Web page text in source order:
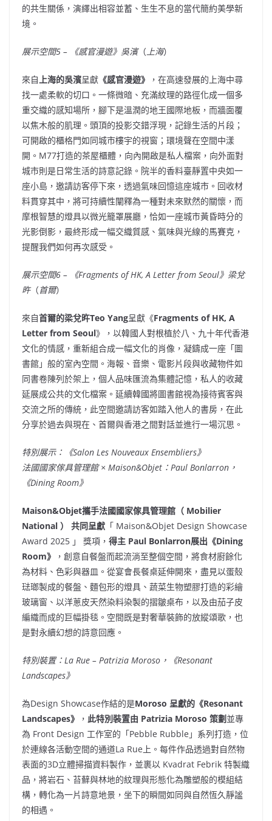
的共生關係，演繹出相容並蓄、生生不息的當代簡約美學新
境。
展示空間5 – 《感官漫遊》 吳濱（ 上海）
來自 上海的吳濱呈獻 《感官漫遊》
，在高速發展的上海中尋
找一處柔軟的切口。一條微暗、充滿紋理的路徑化成一個多
重交織的感知場所，腳下是溫潤的地王國際地板，而牆面覆
以焦木般的肌理。頭頂的投影交錯浮現，記錄生活的片段；
可開啟的櫃格門如同城市樓宇的視窗；環境聲在空間中漾
開。M77打造的茶屋櫃體，向內開啟是私人檔案，向外面對
城市則是日常生活的詩意記錄。院半的香料臺靜置中央如一
座小島，邀請訪客停下來，透過氣味回憶這座城市。回收材
料貫穿其中，將可持續性闡釋為一種對未來默然的關懷，而
摩根智慧的燈具以微光籠罩展廳，恰如一座城市黃昏時分的
光影倒影，最終形成一幅交織質感、氣味與光線的馬賽克，
提醒我們如何再次感受。
展示空間6 – 《Fragments of HK, A Letter from Seoul》 梁兌
旿（首爾）
來自首爾的梁兌旿Teo Yang呈獻《Fragments of HK, A
Letter from Seoul》，以韓國人對根植於八、九十年代香港
文化的情感，重新組合成一幅文化的肖像，凝鑄成一座「圖
書館」般的室內空間。海報、音樂、電影片段與收藏物件如
同書卷陳列於架上，個人品味匯流為集體記憶，私人的收藏
延展成公共的文化檔案。延續韓國將圖書館視為接待賓客與
交流之所的傳統，此空間邀請訪客如踏入他人的書房，在此
分享於過去與現在、首爾與香港之間對話並進行一場沉思。
特別展示：《Salon Les Nouveaux Ensembliers》
法國國家傢具管理館× Maison&Objet ： Paul Bonlarron ，
《Dining Room》
Maison&Objet攜手法國國家傢具管理館（ Mobilier
National ） 共同呈獻 「 Maison&Objet Design Showcase
Award 2025 」 獎項， 得主 Paul Bonlarron展出《Dining
Room》
，創意自餐盤而起流淌至整個空間，將食材廚餘化
為材料、色彩與器皿。從宴會長餐桌延伸開來，盡見以蛋殼
琺瑯製成的餐盤、麵包形的燈具、蔬菜生物塑膠打造的彩繪
玻璃窗、以洋蔥皮天然染料染製的摺皺桌布，以及由茄子皮
編織而成的巨幅掛毯。空間既是對奢華裝飾的放縱頌歌，也
是對永續幻想的詩意回應。
特別裝置： La Rue – Patrizia Moroso ，《Resonant
Landscapes》
為Design Showcase作結的是Moroso 呈獻的《Resonant
Landscapes》 ， 此特別裝置由 Patrizia Moroso 策劃並專
為 Front Design 工作室的「Pebble Rubble」系列打造，位
於連線各活動空間的通道La Rue上。每件作品透過對自然物
表面的3D立體掃描資料製作，並裹以 Kvadrat Febrik 特製織
品，將岩石、苔蘚與林地的紋理與形態化為雕塑般的模組結
構，轉化為一片詩意地景，坐下的瞬間如同與自然恆久靜謐
的相遇。